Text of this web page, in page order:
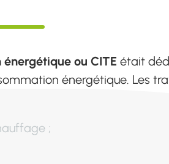
ou CITE était
énergétique. Les
;